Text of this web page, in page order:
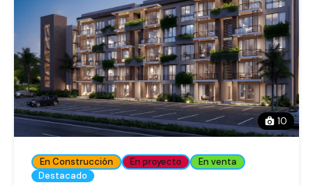
10
En Construcción En proyecto
En venta
Destacado